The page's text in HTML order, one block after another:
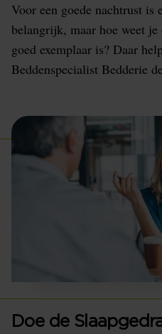
Voor een goede nachtrust is
belangrijk, maar hoe weet
goed exemplaar is? Daar
Beddenspecialist Bedderie
Doe de